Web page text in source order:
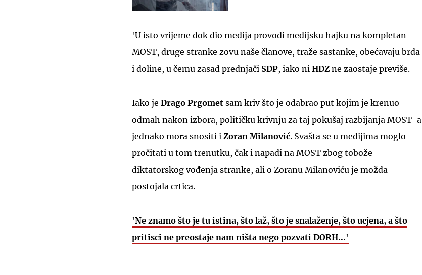
'U isto vrijeme dok dio medija provodi medijsku hajku na kompletan
MOST, druge stranke zovu naše članove, traže sastanke, obećavaju brda
i doline, u čemu zasad prednjači SDP, iako ni HDZ ne zaostaje previše.
Iako je Drago Prgomet sam kriv što je odabrao put kojim je krenuo
odmah nakon izbora, političku krivnju za taj pokušaj razbijanja MOST-a
jednako mora snositi i Zoran Milanović. Svašta se u medijima moglo
pročitati u tom trenutku, čak i napadi na MOST zbog tobože
diktatorskog vođenja stranke, ali o Zoranu Milanoviću je možda
postojala crtica.
'Ne znamo što je tu istina, što laž, što je snalaženje, što ucjena, a što
pritisci ne preostaje nam ništa nego pozvati DORH...'
UKLJUČITE NOTIFIKACIJE